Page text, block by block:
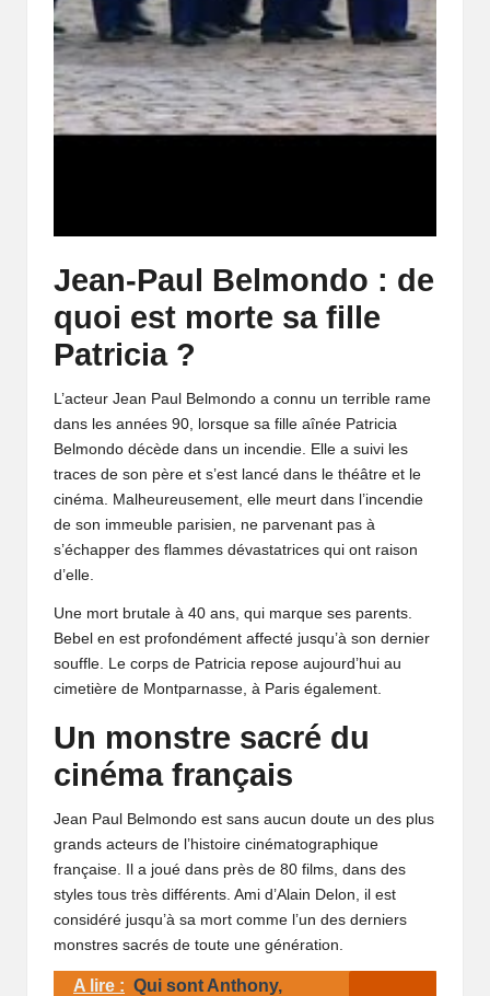
Jean-Paul Belmondo : de
quoi est morte sa fille
Patricia ?
L’acteur Jean Paul Belmondo a connu un terrible rame
dans les années 90, lorsque sa fille aînée Patricia
Belmondo décède dans un incendie. Elle a suivi les
traces de son père et s’est lancé dans le théâtre et le
cinéma. Malheureusement, elle meurt dans l’incendie
de son immeuble parisien, ne parvenant pas à
s’échapper des flammes dévastatrices qui ont raison
d’elle.
Une mort brutale à 40 ans, qui marque ses parents.
Bebel en est profondément affecté jusqu’à son dernier
souffle. Le corps de Patricia repose aujourd’hui au
cimetière de Montparnasse, à Paris également.
Un monstre sacré du
cinéma français
Jean Paul Belmondo est sans aucun doute un des plus
grands acteurs de l’histoire cinématographique
française. Il a joué dans près de 80 films, dans des
styles tous très différents. Ami d’Alain Delon, il est
considéré jusqu’à sa mort comme l’un des derniers
monstres sacrés de toute une génération.
A lire : Qui sont Anthony,